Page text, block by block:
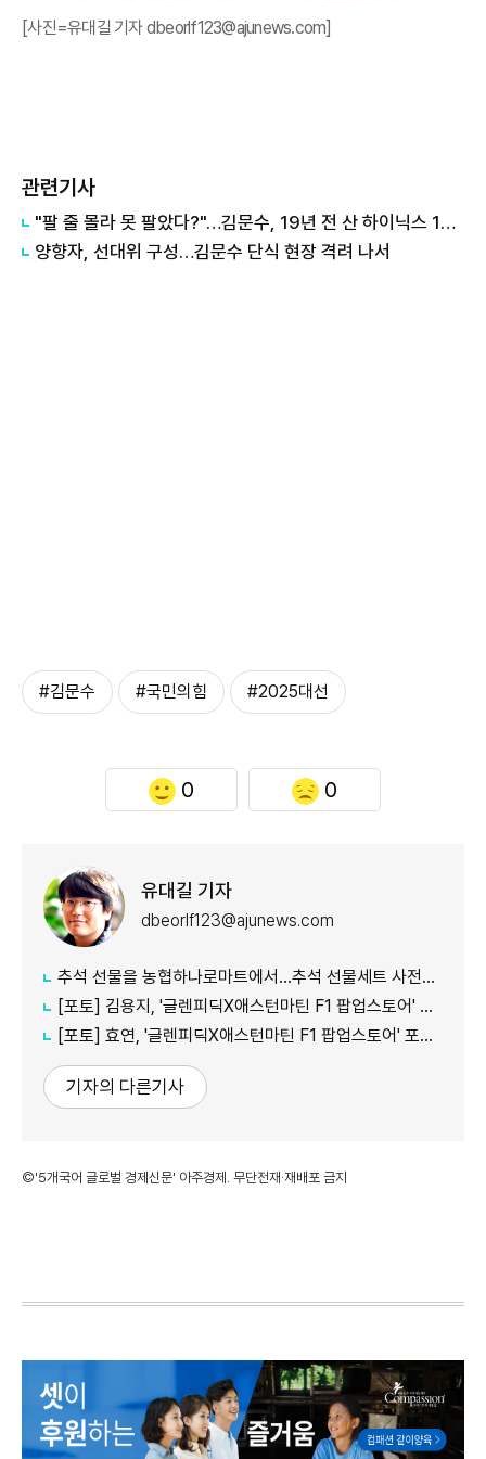
[사진=유대길 기자 dbeorlf123@ajunews.com]
관련기사
"팔 줄 몰라 못 팔았다?"…김문수, 19년 전 산 하이닉스 100배 수익설
양향자, 선대위 구성…김문수 단식 현장 격려 나서
#김문수 #국민의힘 #2025대선
0 0
유대길 기자
dbeorlf123@ajunews.com
추석 선물을 농협하나로마트에서…추석 선물세트 사전예약 실시
[포토] 김용지, '글렌피딕X애스턴마틴 F1 팝업스토어' 포토콜 참석
[포토] 효연, '글렌피딕X애스턴마틴 F1 팝업스토어' 포토콜 참석
기자의 다른기사
©'5개국어 글로벌 경제신문' 아주경제. 무단전재·재배포 금지